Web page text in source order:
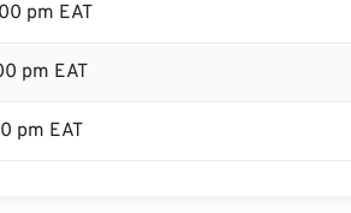
pm EAT
pm EAT
pm EAT